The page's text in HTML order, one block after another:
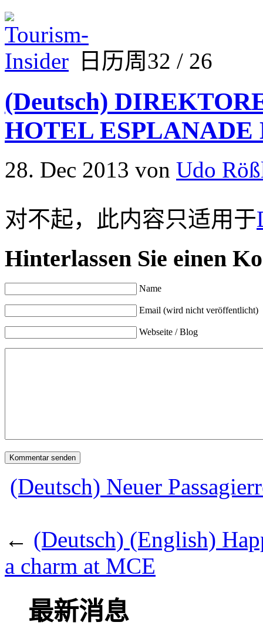
日历周32 / 26
(Deutsch)
HOTEL ESPLANADE
28. Dec 2013 von Udo
对不起，此内容只适用于
Hinterlassen Sie einen
Name
Email (wird nicht veröffentlicht)
Webseite / Blog
(Deutsch) Neuer
← (Deutsch) (English)
a charm at MCE
最新消息